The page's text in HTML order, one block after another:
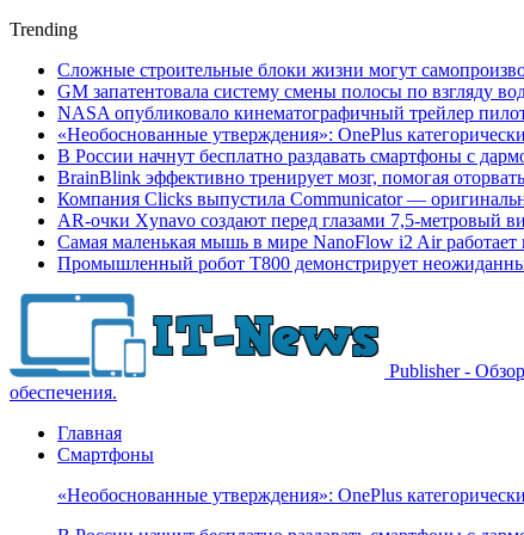
Trending
Сложные строительные блоки жизни могут
GM запатентовала систему смены полосы по взгляду
NASA опубликовало кинематографичный трейлер
«Необоснованные утверждения»: OnePlus
В России начнут бесплатно раздавать смартфоны с
BrainBlink эффективно тренирует мозг, помогая
Компания Clicks выпустила Communicator —
AR-очки Xynavo создают перед глазами 7,5-метровый
Самая маленькая мышь в мире NanoFlow i2 Air
Промышленный робот Т800 демонстрирует
Publisher -
обеспечения.
Главная
Смартфоны
«Необоснованные утверждения»: OnePlus